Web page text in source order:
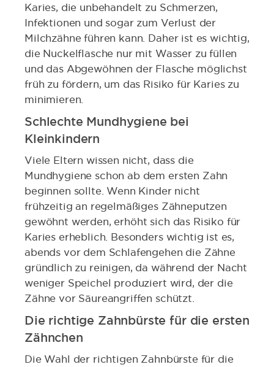
Karies, die unbehandelt zu Schmerzen,
Infektionen und sogar zum Verlust der
Milchzähne führen kann. Daher ist es wichtig,
die Nuckelflasche nur mit Wasser zu füllen
und das Abgewöhnen der Flasche möglichst
früh zu fördern, um das Risiko für Karies zu
minimieren.
Schlechte Mundhygiene bei
Kleinkindern
Viele Eltern wissen nicht, dass die
Mundhygiene schon ab dem ersten Zahn
beginnen sollte. Wenn Kinder nicht
frühzeitig an regelmäßiges Zähneputzen
gewöhnt werden, erhöht sich das Risiko für
Karies erheblich. Besonders wichtig ist es,
abends vor dem Schlafengehen die Zähne
gründlich zu reinigen, da während der Nacht
weniger Speichel produziert wird, der die
Zähne vor Säureangriffen schützt.
Die richtige Zahnbürste für die ersten
Zähnchen
Die Wahl der richtigen Zahnbürste für die